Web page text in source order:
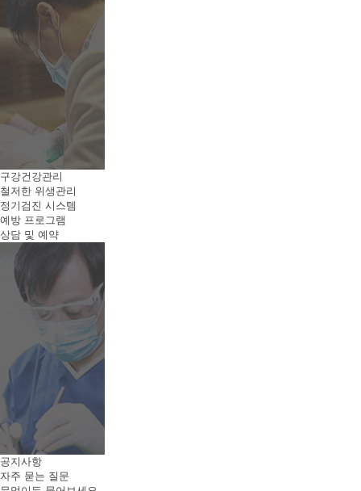
구강건강관리
철저한 위생관리
정기검진 시스템
예방 프로그램
상담 및 예약
공지사항
자주 묻는 질문